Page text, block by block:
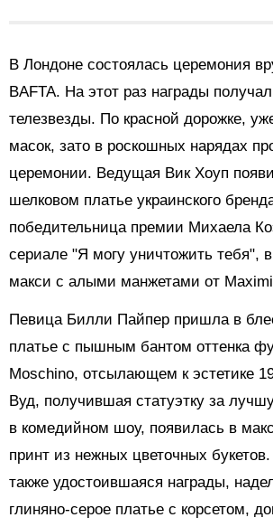
В Лондоне состоялась церемония
BAFTA. На этот раз награды
телезвезды. По красной дорожке,
масок, зато в роскошных нарядах
церемонии. Ведущая Вик Хоуп
шелковом платье украинского
победительница премии Михаела
сериале "Я могу уничтожить тебя",
макси с алыми манжетами от
Певица Билли Пайпер пришла в
платье с пышным бантом оттенка
Moschino, отсылающем к эстетике
Вуд, получившая статуэтку за
в комедийном шоу, появилась в
принт из нежных цветочных
также удостоившаяся награды,
глиняно-серое платье с корсетом,